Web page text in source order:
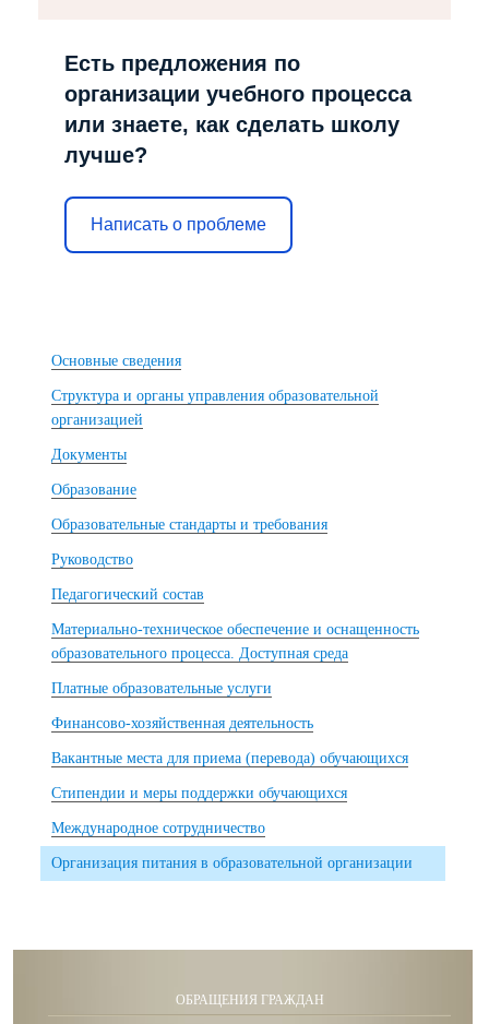
Есть предложения по
организации учебного процесса
или знаете, как сделать школу
лучше?
Написать о проблеме
Основные сведения
Структура и органы управления образовательной
организацией
Документы
Образование
Образовательные стандарты и требования
Руководство
Педагогический состав
Материально-техническое обеспечение и оснащенность
образовательного процесса. Доступная среда
Платные образовательные услуги
Финансово-хозяйственная деятельность
Вакантные места для приема (перевода) обучающихся
Стипендии и меры поддержки обучающихся
Международное сотрудничество
Организация питания в образовательной организации
ОБРАЩЕНИЯ ГРАЖДАН